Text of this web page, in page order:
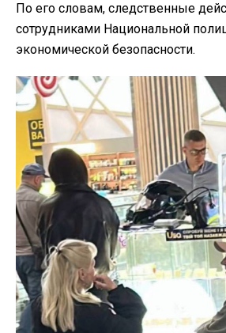
По его словам, следственные
сотрудниками Национальной
экономической безопасности.